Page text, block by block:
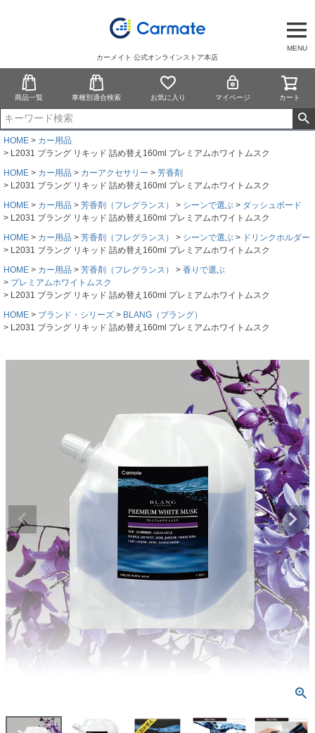
MENU
カーメイト 公式オンラインストア本店
商品一覧 車種別適合検索 お気に入り マイページ カート
HOME
カー用品
L2031 ブラング リキッド 詰め替え160ml プレミアムホワイトムスク
HOME
カー用品 カーアクセサリー
芳香剤
L2031 ブラング リキッド 詰め替え160ml プレミアムホワイトムスク
HOME
カー用品 芳香剤（フレグランス） シーンで選ぶ
ダッシュボード
L2031 ブラング リキッド 詰め替え160ml プレミアムホワイトムスク
HOME
カー用品 芳香剤（フレグランス） シーンで選ぶ
ドリンクホルダー
L2031 ブラング リキッド 詰め替え160ml プレミアムホワイトムスク
HOME
カー用品 芳香剤（フレグランス）
香りで選ぶ
プレミアムホワイトムスク
L2031 ブラング リキッド 詰め替え160ml プレミアムホワイトムスク
HOME
ブランド・シリーズ
BLANG（ブラング）
L2031 ブラング リキッド 詰め替え160ml プレミアムホワイトムスク